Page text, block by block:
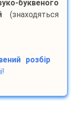
буквеного
(знаходяться
розбір